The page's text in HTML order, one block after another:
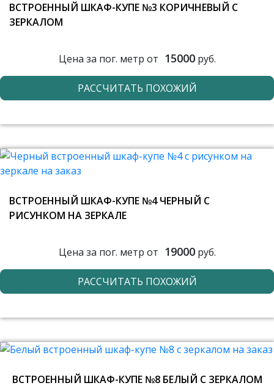
ВСТРОЕННЫЙ ШКАФ-КУПЕ №3 КОРИЧНЕВЫЙ С
ЗЕРКАЛОМ
Цена за пог. метр от 15000руб.
РАССЧИТАТЬ ПОХОЖИЙ
ВСТРОЕННЫЙ ШКАФ-КУПЕ №4 ЧЕРНЫЙ С
РИСУНКОМ НА ЗЕРКАЛЕ
Цена за пог. метр от 19000руб.
РАССЧИТАТЬ ПОХОЖИЙ
ВСТРОЕННЫЙ ШКАФ-КУПЕ №8 БЕЛЫЙ С ЗЕРКАЛОМ